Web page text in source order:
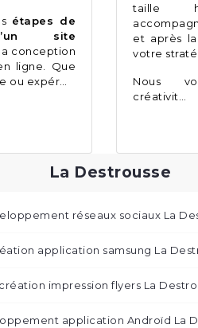
étapes de
site
conception
ligne. Que
ou expér…
taille
et après
votre
Nous
créativit…
La Destrousse
réseaux sociaux La
application samsung La
création impression flyers La
application Androïd La